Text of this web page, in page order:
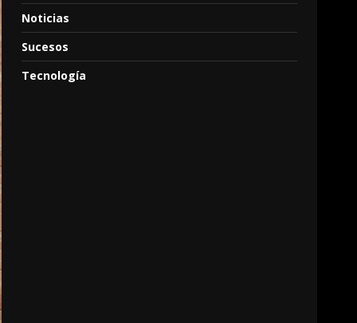
Noticias
Sucesos
Tecnología